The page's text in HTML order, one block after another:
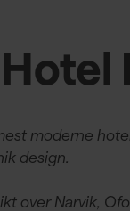
moderne
design.
over Narvik,